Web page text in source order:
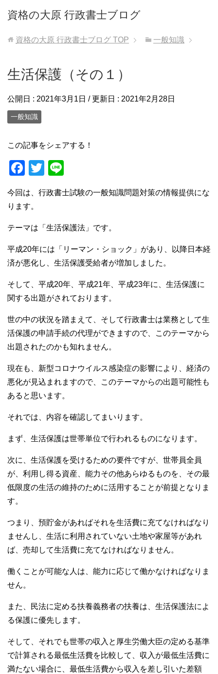
資格の大原 行政書士ブログ
資格の大原 行政書士ブログ TOP 一般知識
生活保護（その１）
公開日 : 2021年3月1日 / 更新日 : 2021年2月28日
一般知識
この記事をシェアする！
F
c
e
b
o
o
k
T
wi
tt
n
e
今回は、行政書士試験の一般知識問題対策の情報提供にな
ります。
テーマは「生活保護法」です。
平成20年には「リーマン・ショック」があり、以降日本経
済が悪化し、生活保護受給者が増加しました。
そして、平成20年、平成21年、平成23年に、生活保護に
関する出題がされております。
世の中の状況を踏まえて、そして行政書士は業務として生
活保護の申請手続の代理ができますので、このテーマから
出題されたのかも知れません。
現在も、新型コロナウイルス感染症の影響により、経済の
悪化が見込まれますので、このテーマからの出題可能性も
あると思います。
それでは、内容を確認してまいります。
まず、生活保護は世帯単位で行われるものになります。
次に、生活保護を受けるための要件ですが、世帯員全員
が、利用し得る資産、能力その他あらゆるものを、その最
低限度の生活の維持のために活用することが前提となりま
す。
つまり、預貯金があればそれを生活費に充てなければなり
ませんし、生活に利用されていない土地や家屋等があれ
ば、売却して生活費に充てなければなりません。
働くことが可能な人は、能力に応じて働かなければなりま
せん。
また、民法に定める扶養義務者の扶養は、生活保護法によ
る保護に優先します。
そして、それでも世帯の収入と厚生労働大臣の定める基準
で計算される最低生活費を比較して、収入が最低生活費に
満たない場合に、最低生活費から収入を差し引いた差額